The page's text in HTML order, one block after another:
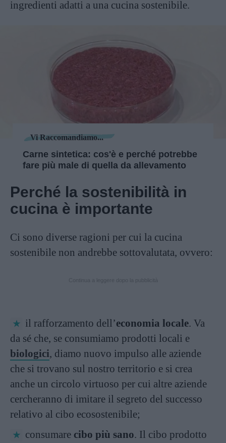
ingredienti adatti a una cucina sostenibile.
Vi Raccomandiamo...
Carne sintetica: cos'è e perché potrebbe
fare più male di quella da allevamento
Perché la sostenibilità in
cucina è importante
Ci sono diverse ragioni per cui la cucina
sostenibile non andrebbe sottovalutata, ovvero:
il rafforzamento dell’economia locale. Va
da sé che, se consumiamo prodotti locali e
biologici, diamo nuovo impulso alle aziende
che si trovano sul nostro territorio e si crea
anche un circolo virtuoso per cui altre aziende
cercheranno di imitare il segreto del successo
relativo al cibo ecosostenibile;
consumare cibo più sano. Il cibo prodotto